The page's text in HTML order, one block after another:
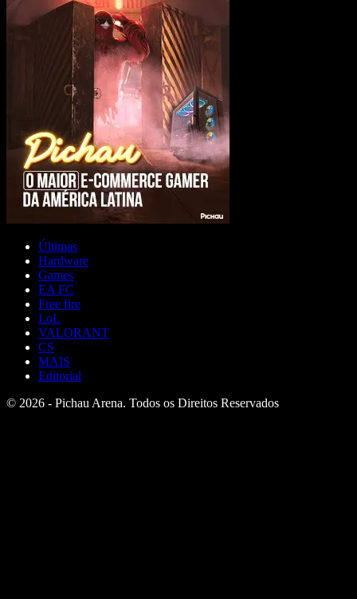
Últimas
Hardware
Games
EA FC
Free fire
LoL
VALORANT
CS
MAIS
Editorial
© 2026 - Pichau Arena. Todos os Direitos Reservados